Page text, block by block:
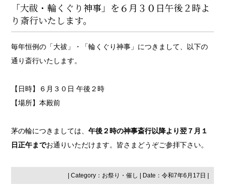
「大祓・輪くぐり神事」を６月３０日午後２時よ
り斎行いたします。
毎年恒例の「大祓」・「輪くぐり神事」につきまして、以下の
通り斎行いたします。
【日時】６月３０日 午後２時
【場所】本殿前
茅の輪につきましては、午後２時の神事斎行以降より翌７月１
日正午までお通りいただけます。皆さまどうぞご参拝下さい。
| Category： お祭り・催し | Date：令和7年6月17日 |